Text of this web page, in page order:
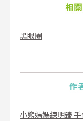
黑眼圈
小熊媽媽練明臻